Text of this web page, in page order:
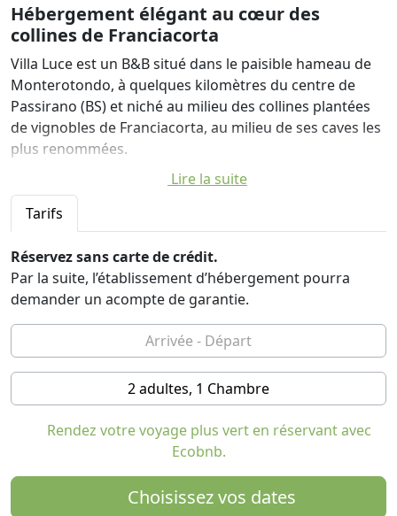
Hébergement élégant au cœur des
collines de Franciacorta
Villa Luce est un B&B situé dans le paisible hameau de
Monterotondo, à quelques kilomètres du centre de
Passirano (BS) et niché au milieu des collines plantées
de vignobles de Franciacorta, au milieu de ses caves les
plus renommées.
La structure est située dans une zone stratégique d'où
vous pourrez facilement rejoindre non seulement les
beautés de la région telles que le lac d'Iseo, les
tourbières de Sebino, les pyramides de la zone, mais
aussi les villes de Brescia et Bergame.
La Villa, entièrement restaurée, offre à ses hôtes une
chambre avec salle de bain privée équipée de douche et
baignoire ; sur la terrasse qui vous est réservée, vous
pourrez admirer de magnifiques couchers de soleil en
savourant l'arôme d'un bon verre de vin.
Lire la suite
Tarifs
Réservez sans carte de crédit.
Par la suite, l’établissement d’hébergement pourra
demander un acompte de garantie.
2 adultes, 1 Chambre
Rendez votre voyage plus vert en réservant avec
Ecobnb.
Choisissez vos dates